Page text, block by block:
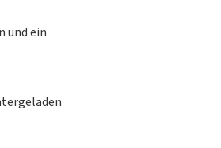
und ein